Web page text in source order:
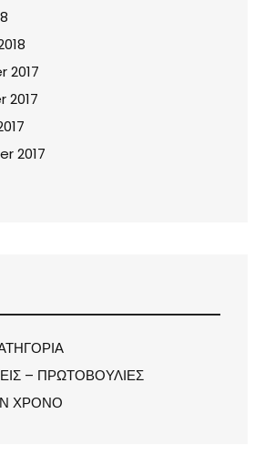
2017
2017
2017
– ΠΡΩΤΟΒΟΥΛΙΕΣ
ΧΡΟΝΟ